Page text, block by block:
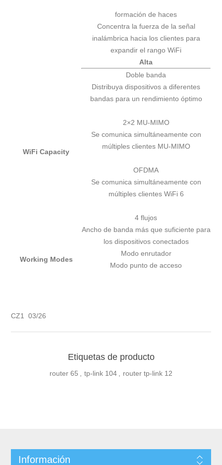
formación de haces
Concentra la fuerza de la señal
inalámbrica hacia los clientes para
expandir el rango WiFi
WiFi Capacity
Alta
Doble banda
Distribuya dispositivos a diferentes
bandas para un rendimiento óptimo
2×2 MU-MIMO
Se comunica simultáneamente con
múltiples clientes MU-MIMO
OFDMA
Se comunica simultáneamente con
múltiples clientes WiFi 6
4 flujos
Ancho de banda más que suficiente para
los dispositivos conectados
Working Modes
Modo enrutador
Modo punto de acceso
CZ1 03/26
Etiquetas de producto
router 65 tp-link 104 router tp-link 12
Información